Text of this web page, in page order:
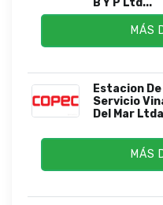
B Y P Ltd...
MÁS
Estacion De
Servicio
Del Mar
MÁS